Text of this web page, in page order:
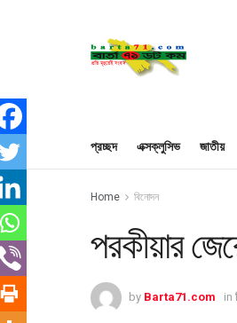
প্রচ্ছদ এক্সক্লুসিভ জাতীয়
Home বিনোদন
পরকীয়ার
by Barta71.com in